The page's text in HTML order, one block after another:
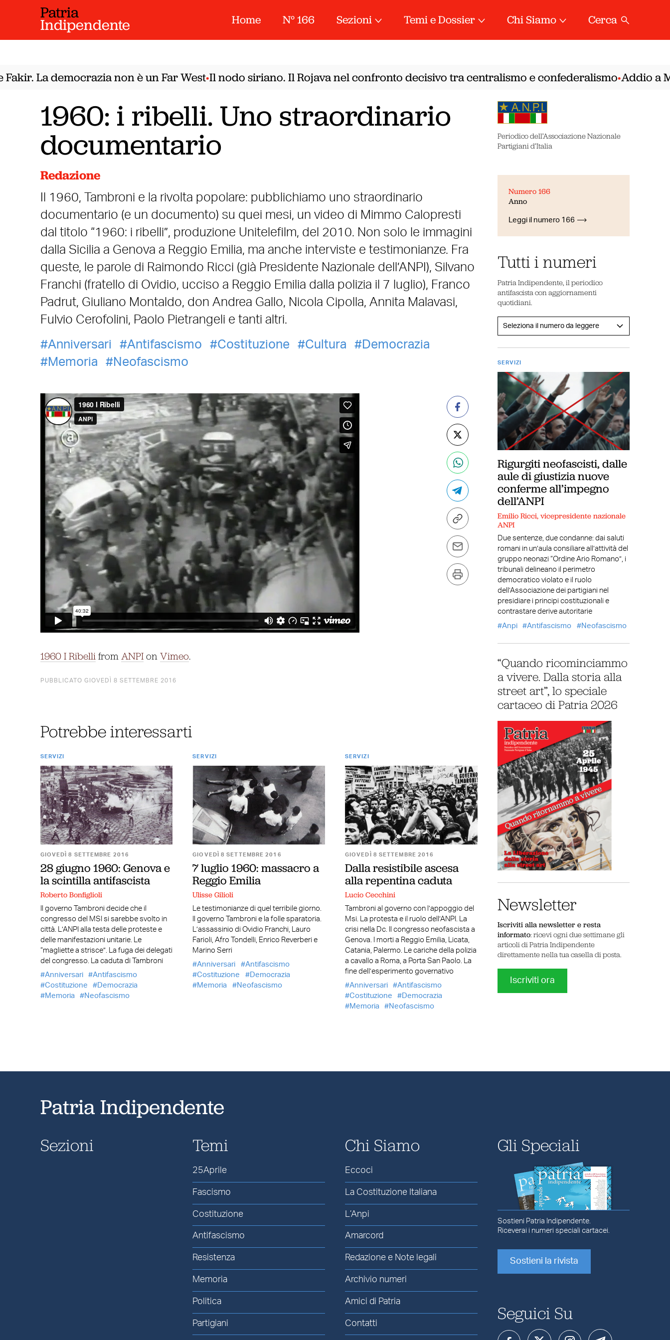
Patria
Indipendente Home N° 166 Sezioni Temi e Dossier Chi Siamo Cerca
La democrazia non è un Far West•Il nodo siriano. Il Rojava nel confronto decisivo tra centralismo e confederalismo•Addio a
1960: i ribelli. Uno straordinario
documentario
Redazione
Il 1960, Tambroni e la rivolta popolare: pubblichiamo uno straordinario
documentario (e un documento) su quei mesi, un video di Mimmo Calopresti
dal titolo “1960: i ribelli”, produzione Unitelefilm, del 2010. Non solo le immagini
dalla Sicilia a Genova a Reggio Emilia, ma anche interviste e testimonianze. Fra
queste, le parole di Raimondo Ricci (già Presidente Nazionale dell’ANPI), Silvano
Franchi (fratello di Ovidio, ucciso a Reggio Emilia dalla polizia il 7 luglio), Franco
Padrut, Giuliano Montaldo, don Andrea Gallo, Nicola Cipolla, Annita Malavasi,
Fulvio Cerofolini, Paolo Pietrangeli e tanti altri.
Anniversari
Antifascismo Costituzione Cultura
Democrazia
Memoria
Neofascismo
1960 I Ribelli from ANPIon Vimeo
PUBBLICATO GIOVEDÌ 8 SETTEMBRE 2016
Potrebbe interessarti
SERVIZI
GIOVEDÌ 8 SETTEMBRE 2016
28 giugno 1960: Genova e
la scintilla antifascista
Roberto Bonfiglioli
Il governo Tambroni decide che il
congresso del MSI si sarebbe svolto in
città. L’ANPI alla testa delle proteste e
delle manifestazioni unitarie. Le
“magliette a strisce”. La fuga dei delegati
del congresso. La caduta di Tambroni
Anniversari
Antifascismo
Costituzione
Democrazia
Memoria
Neofascismo
SERVIZI
GIOVEDÌ 8 SETTEMBRE 2016
7 luglio 1960: massacro a
Reggio Emilia
Ulisse Gilioli
Le testimonianze di quel terribile giorno.
Il governo Tambroni e la folle sparatoria.
L’assassinio di Ovidio Franchi, Lauro
Farioli, Afro Tondelli, Enrico Reverberi e
Marino Serri
Anniversari
Antifascismo
Costituzione
Democrazia
Memoria
Neofascismo
SERVIZI
GIOVEDÌ 8 SETTEMBRE 2016
Dalla resistibile ascesa
alla repentina caduta
Lucio Cecchini
Tambroni al governo con l’appoggio del
Msi. La protesta e il ruolo dell’ANPI. La
crisi nella Dc. Il congresso neofascista a
Genova. I morti a Reggio Emilia, Licata,
Catania, Palermo. Le cariche della polizia
a cavallo a Roma, a Porta San Paolo. La
fine dell’esperimento governativo
Anniversari
Antifascismo
Costituzione
Democrazia
Memoria
Neofascismo
Periodico dell’Associazione Nazionale
Partigiani d’Italia
Numero 166
Anno
Leggi il numero 166
Tutti i numeri
Patria Indipendente, il periodico
antifascista con aggiornamenti
quotidiani.
SERVIZI
Rigurgiti neofascisti, dalle
aule di giustizia nuove
conferme all’impegno
dell’ANPI
Emilio Ricci, vicepresidente nazionale
ANPI
Due sentenze, due condanne: dai saluti
romani in un’aula consiliare all’attività del
gruppo neonazi “Ordine Ario Romano”, i
tribunali delineano il perimetro
democratico violato e il ruolo
dell’Associazione dei partigiani nel
presidiare i principi costituzionali e
contrastare derive autoritarie
Anpi
Antifascismo Neofascismo
“Quando ricominciammo
a vivere. Dalla storia alla
street art”, lo speciale
cartaceo di Patria 2026
Newsletter
Iscriviti alla newsletter e resta
informato: ricevi ogni due settimane gli
articoli di Patria Indipendente
direttamente nella tua casella di posta.
Iscriviti ora
Patria Indipendente
Sezioni Temi
25Aprile
Fascismo
Costituzione
Antifascismo
Resistenza
Memoria
Politica
Partigiani
Chi Siamo
Eccoci
La Costituzione Italiana
L’Anpi
Amarcord
Redazione e Note legali
Archivio numeri
Amici di Patria
Contatti
Gli Speciali
Sostieni Patria Indipendente.
Riceverai i numeri speciali cartacei.
Sostieni la rivista
Seguici Su